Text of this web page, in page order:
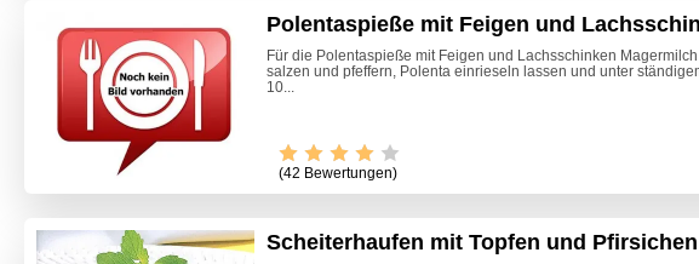
Polentaspieße mit Feigen und
Für die Polentaspieße mit Feigen und Lachsschinken
salzen und pfeffern, Polenta einrieseln lassen und unter
10...
(42 Bewertungen)
Scheiterhaufen mit Topfen und Pfirsichen